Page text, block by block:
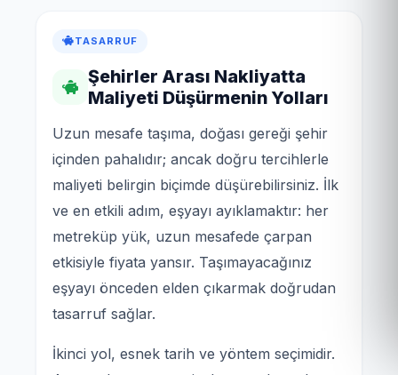
TASARRUF
Şehirler Arası Nakliyatta
Maliyeti Düşürmenin Yolları
Uzun mesafe taşıma, doğası gereği şehir
içinden pahalıdır; ancak doğru tercihlerle
maliyeti belirgin biçimde düşürebilirsiniz. İlk
ve en etkili adım, eşyayı ayıklamaktır: her
metreküp yük, uzun mesafede çarpan
etkisiyle fiyata yansır. Taşımayacağınız
eşyayı önceden elden çıkarmak doğrudan
tasarruf sağlar.
İkinci yol, esnek tarih ve yöntem seçimidir.